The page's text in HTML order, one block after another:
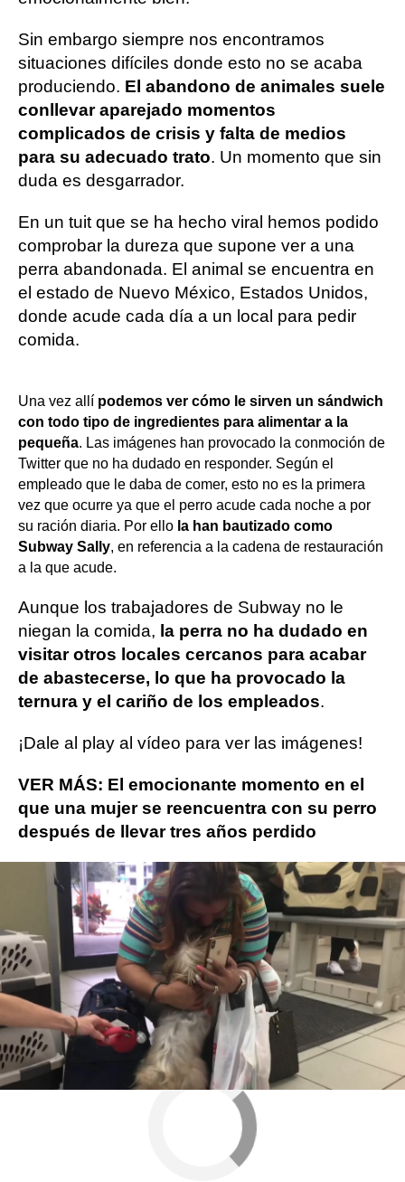
Sin embargo siempre nos encontramos
situaciones difíciles donde esto no se acaba
produciendo. El abandono de animales suele
conllevar aparejado momentos
complicados de crisis y falta de medios
para su adecuado trato. Un momento que sin
duda es desgarrador.
En un tuit que se ha hecho viral hemos podido
comprobar la dureza que supone ver a una
perra abandonada. El animal se encuentra en
el estado de Nuevo México, Estados Unidos,
donde acude cada día a un local para pedir
comida.
Una vez allí podemos ver cómo le sirven un sándwich
con todo tipo de ingredientes para alimentar a la
pequeña. Las imágenes han provocado la conmoción de
Twitter que no ha dudado en responder. Según el
empleado que le daba de comer, esto no es la primera
vez que ocurre ya que el perro acude cada noche a por
su ración diaria. Por ello la han bautizado como
Subway Sally, en referencia a la cadena de restauración
a la que acude.
Aunque los trabajadores de Subway no le
niegan la comida, la perra no ha dudado en
visitar otros locales cercanos para acabar
de abastecerse, lo que ha provocado la
ternura y el cariño de los empleados.
¡Dale al play al vídeo para ver las imágenes!
VER MÁS: El emocionante momento en el
que una mujer se reencuentra con su perro
después de llevar tres años perdido
Más sobre este tema:
Twitter perros